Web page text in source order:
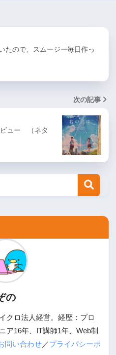
たので、スムージー毎日作っ
次の記事
ビュー （ネタ
の
クロ法人経営。経歴：プロ
ア16年、IT講師1年、Web制
問い合わせ／プライバシーポ